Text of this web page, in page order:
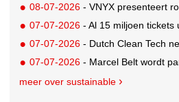
08-07-2026 - VNYX presenteert robot die
07-07-2026 - Al 15 miljoen tickets uitgedeeld
07-07-2026 - Dutch Clean Tech neemt 25% belang in bijna
07-07-2026 - Marcel Belt wordt
meer over sustainable